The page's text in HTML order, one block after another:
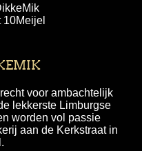
10Meijel
voor ambachtelijk
lekkerste Limburgse
worden vol passie
aan de Kerkstraat in